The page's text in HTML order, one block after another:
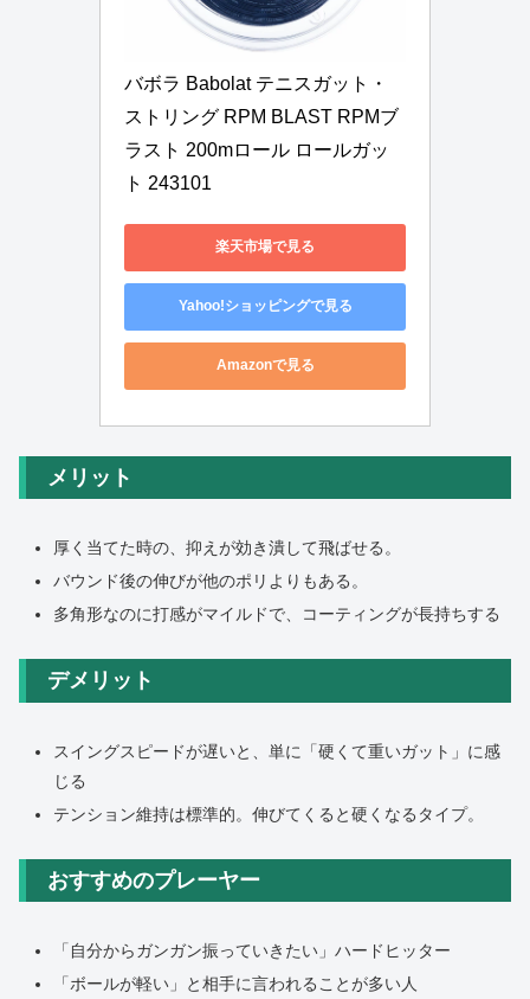
バボラ Babolat テニスガット・
ストリング RPM BLAST RPMブ
ラスト 200mロール ロールガッ
ト 243101
楽天市場で見る
Yahoo!ショッピングで見る
Amazonで見る
メリット
厚く当てた時の、抑えが効き潰して飛ばせる。
バウンド後の伸びが他のポリよりもある。
多角形なのに打感がマイルドで、コーティングが長持ちする
デメリット
スイングスピードが遅いと、単に「硬くて重いガット」に感
じる
テンション維持は標準的。伸びてくると硬くなるタイプ。
おすすめのプレーヤー
「自分からガンガン振っていきたい」ハードヒッター
「ボールが軽い」と相手に言われることが多い人